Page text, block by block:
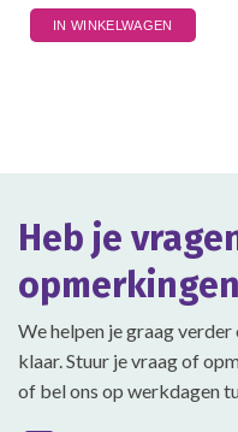
IN WINKELWAGEN
Dit
product
worden
de
Heb je
We helpen je graag
klaar. Stuur je vraag of
of bel ons op werkdagen